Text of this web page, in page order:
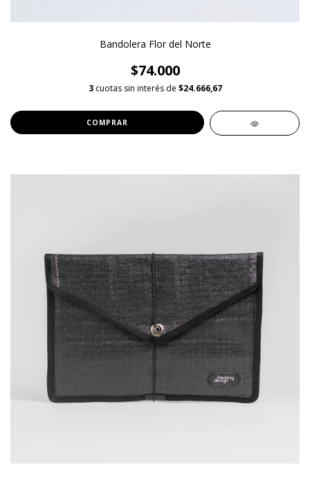
Bandolera Flor del Norte
$74.000
3 cuotas sin interés de $24.666,67
COMPRAR